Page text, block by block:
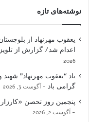
نوشته‌های تازه
یعقوب مهرنهاد از
اعدام شد/ گزارش از
2026
یاد “یعقوب مهرنهاد”
گرامی باد
آگوست 3, 2026
پنجمین روز تحصن
آگوست 2, 2026